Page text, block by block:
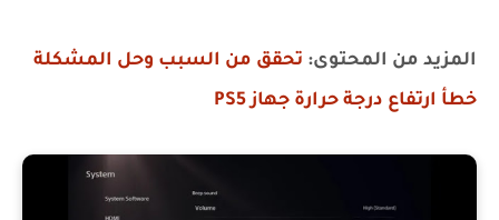
المزيد من المحتوى: تحقق من السبب وحل المشكلة
خطأ ارتفاع درجة حرارة جهاز PS5